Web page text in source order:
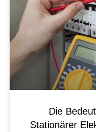
Die
Stationärer